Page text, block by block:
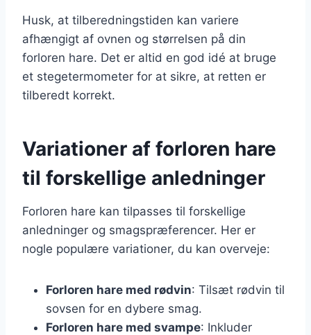
Husk, at tilberedningstiden kan variere
afhængigt af ovnen og størrelsen på din
forloren hare. Det er altid en god idé at bruge
et stegetermometer for at sikre, at retten er
tilberedt korrekt.
Variationer af forloren hare
til forskellige anledninger
Forloren hare kan tilpasses til forskellige
anledninger og smagspræferencer. Her er
nogle populære variationer, du kan overveje:
Forloren hare med rødvin: Tilsæt rødvin til
sovsen for en dybere smag.
Forloren hare med svampe: Inkluder